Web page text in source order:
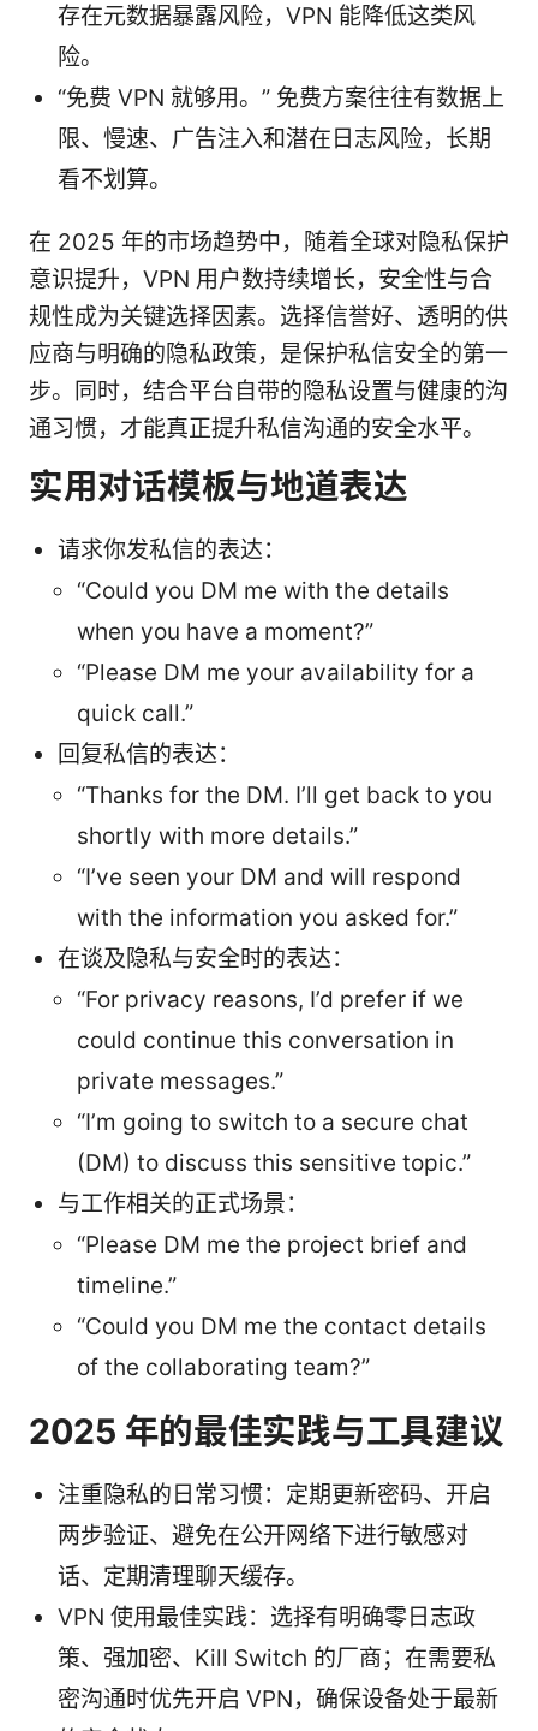
存在元数据暴露风险，VPN 能降低这类风
险。
“免费 VPN 就够用。” 免费方案往往有数据上
限、慢速、广告注入和潜在日志风险，长期
看不划算。
在 2025 年的市场趋势中，随着全球对隐私保护
意识提升，VPN 用户数持续增长，安全性与合
规性成为关键选择因素。选择信誉好、透明的供
应商与明确的隐私政策，是保护私信安全的第一
步。同时，结合平台自带的隐私设置与健康的沟
通习惯，才能真正提升私信沟通的安全水平。
实用对话模板与地道表达
请求你发私信的表达：
“Could you DM me with the details
when you have a moment?”
“Please DM me your availability for a
quick call.”
回复私信的表达：
“Thanks for the DM. I’ll get back to you
shortly with more details.”
“I’ve seen your DM and will respond
with the information you asked for.”
在谈及隐私与安全时的表达：
“For privacy reasons, I’d prefer if we
could continue this conversation in
private messages.”
“I’m going to switch to a secure chat
(DM) to discuss this sensitive topic.”
与工作相关的正式场景：
“Please DM me the project brief and
timeline.”
“Could you DM me the contact details
of the collaborating team?”
2025 年的最佳实践与工具建议
注重隐私的日常习惯：定期更新密码、开启
两步验证、避免在公开网络下进行敏感对
话、定期清理聊天缓存。
VPN 使用最佳实践：选择有明确零日志政
策、强加密、Kill Switch 的厂商；在需要私
密沟通时优先开启 VPN，确保设备处于最新